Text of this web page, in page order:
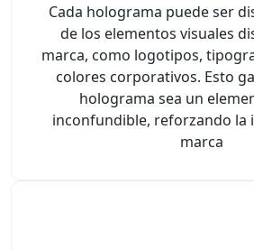
Cada holograma puede ser
de los elementos visuales
marca, como logotipos,
colores corporativos. Esto
holograma sea un
inconfundible, reforzando la
marca